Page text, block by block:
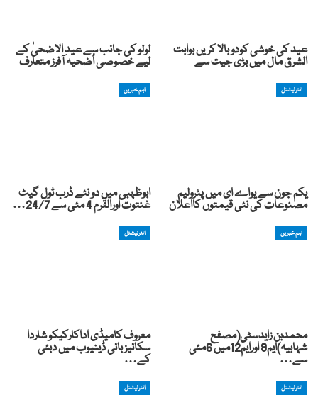
عید کی خوشی کودوبالا کریں بوابت
الشرق مال میں بڑی جیت سے
لولو کی جانب سے عید الاضحیٰ کے
لیے خصوصی اُضحیہ آفرز متعارف
انٹرنیشنل
یکم جون سے یواے ای میں پٹرولیم
مصنوعات کی نئی قیمتوں کااعلان
اہم خبریں
ابوظہبی میں دو نئے ڈرب ٹول گیٹ
غنتوت اورالقرم 4 مئی سے 24/7…
اہم خبریں
محمدبن زایدسٹی(مصفح
شہابیہ)ایم9 اورایم12میں 6مئی
سے…
انٹرنیشنل
معروف کامیڈی اداکارکیکو شاردا
سکائیز بائی ڈینیوب میں دبئی
کے…
انٹرنیشنل انٹرنیشنل